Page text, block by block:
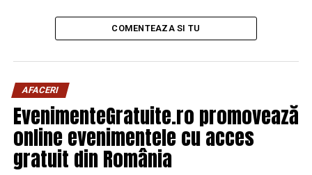
COMENTEAZA SI TU
AFACERI
EvenimenteGratuite.ro promovează
online evenimentele cu acces
gratuit din România